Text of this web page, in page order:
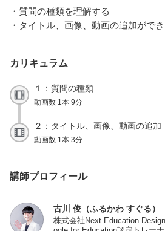
・質問の種類を理解する
・タイトル、画像、動画の追加がで
カリキュラム
１：質問の種類
動画数 1本 9分
２：タイトル、画像、動画の追加
動画数 1本 3分
講師プロフィール
古川 俊（ふるかわ すぐる）
株式会社Next Education